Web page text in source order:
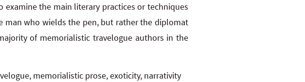
the main literary practices or techniques
man who wields the pen, but rather the diplomat
of memorialistic travelogue authors in the
memorialistic prose, exoticity, narrativity